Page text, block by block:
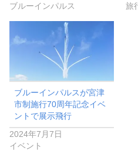
ブルーインパルス
旅
ブルーインパルスが宮津
市制施行70周年記念イベ
ントで展示飛行
2024年7月7日
イベント